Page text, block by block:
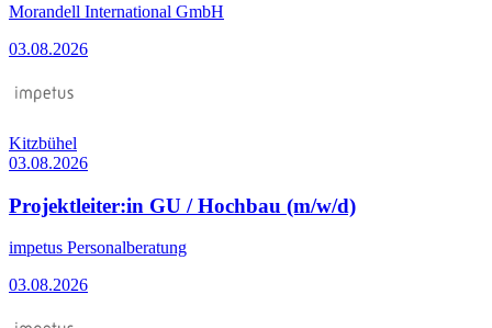
Morandell International GmbH
03.08.2026
Kitzbühel
03.08.2026
Projektleiter:in GU / Hochbau (m/w/d)
impetus Personalberatung
03.08.2026